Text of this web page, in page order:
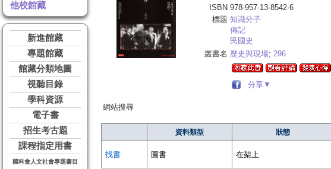
他校館藏
新進館藏
專題館藏
館藏分類地圖
視聽目錄
學科資源
電子書
招生考古題
課程指定用書
國科會人文社會專題書目
ISBN 978-957-13-8542-6
標題 知識分子
傳記
民國史
叢書名 歷史與現場; 296
分享▼
網站搜尋
資料類型 狀態
找書 圖書 在架上